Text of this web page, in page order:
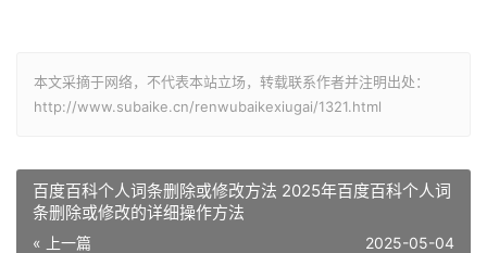
本文采摘于网络，不代表本站立场，转载联系作者并注明出处：
http://www.subaike.cn/renwubaikexiugai/1321.html
百度百科个人词条删除或修改方法 2025年百度百科个人词
条删除或修改的详细操作方法
« 上一篇 2025-05-04